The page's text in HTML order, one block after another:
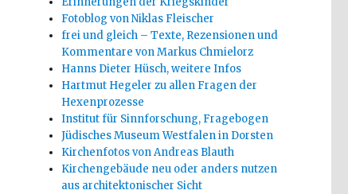
Fotoblog von Niklas Fleischer
frei und gleich – Texte, Rezensionen und
Kommentare von Markus Chmielorz
Hanns Dieter Hüsch, weitere Infos
Hartmut Hegeler zu allen Fragen der
Hexenprozesse
Institut für Sinnforschung, Fragebogen
Jüdisches Museum Westfalen in Dorsten
Kirchenfotos von Andreas Blauth
Kirchengebäude neu oder anders nutzen
aus architektonischer Sicht